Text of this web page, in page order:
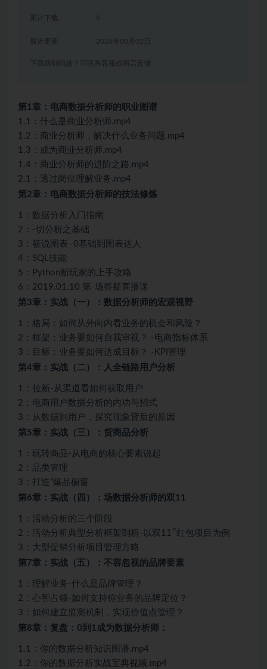
累计下载 9
2026年08月02日
下载遇到问题？可联系客服或留言反馈
第1章：电商数据分析师的职业图谱
1.1：什么是商业分析师.mp4
1.2：商业分析师，解决什么业务问题.mp4
1.3：成为商业分析师.mp4
1.4：商业分析师的进阶之路.mp4
2.1：透过岗位理解业务.mp4
第2章：电商数据分析师的技法修炼
1：数据分析入门指南
2：-切分析之基础
3：筱说图表–0基础到图表达人
4：SQL技能
5：Python新玩家的上手攻略
6：2019.01.10 第-场答疑直播课
第3章：实战（一）：数据分析师的宏观视野
1：格局：如何从外向内看业务的机会和风险？
2：框架：业务要如何自我审视？ -电商指标体系
3：目标：业务要如何达成目标？ -KPI管理
第4章：实战（二）：人全链路用户分析
1：拉新-从渠道看如何获取用户
2：电商用户数据分析的内功与招式
3：从数据到用户，探究现象背后的原因
第5章：实战（三）：货商品分析
1：玩转商品-从电商的核心要素说起
2：品类管理
3：打造”爆品橱窗
第6章：实战（四）：场数据分析师的双11
1：活动分析的三个阶段
2：活动分析典型分析框架剖析-以双11″红包项目为例
3：大型促销分析项目管理方略
第7章：实战（五）：不容忽视的品牌要素
1：理解业务-什么是品牌管理？
2：心智占领-如何支持你业务的品牌定位？
3：如何建立监测机制，实现价值点管理？
第8章：复盘：0到1成为数据分析师：
1.1：你的数据分析知识图谱.mp4
1.2：你的数据分析实战宝典视频.mp4